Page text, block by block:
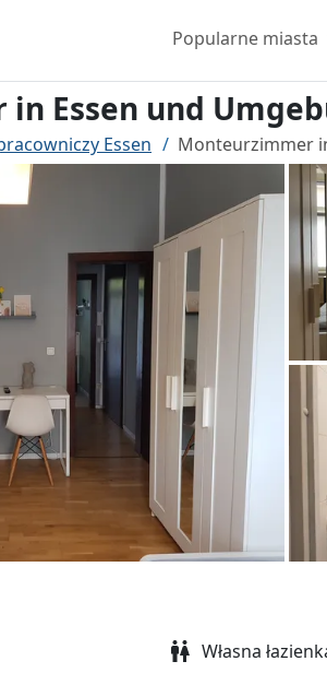
Popularne miasta
Essen und
Essen Monteurzimmer
Własna